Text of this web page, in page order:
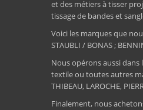
et des métiers à tisser
tissage de bandes et
Voici les marques que
STAUBLI / BONAS ;
Nous opérons aussi dans
textile ou toutes autres
THIBEAU, LAROCHE,
Finalement, nous